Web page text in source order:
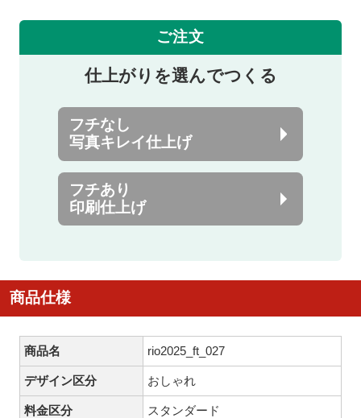
ご注文
仕上がりを選んでつくる
フチなし
写真キレイ仕上げ
フチあり
印刷仕上げ
商品仕様
商品名 rio2025_ft_027
デザイン区分 おしゃれ
料金区分 スタンダード